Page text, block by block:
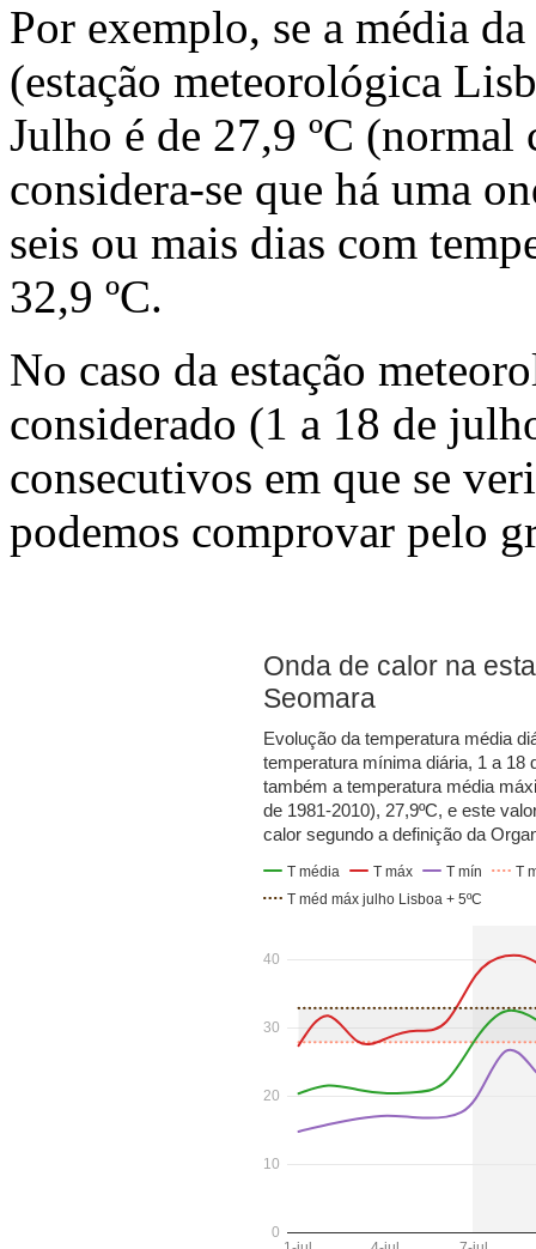
Por exemplo, se a média
(estação meteorológica
Julho é de 27,9 ºC
considera-se que há uma
seis ou mais dias com
32,9 ºC.
No caso da estação
considerado (1 a 18 de
consecutivos em que se
podemos comprovar pelo